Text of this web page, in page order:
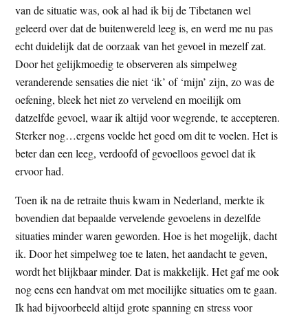
van de situatie was, ook al had ik bij de Tibetanen wel
geleerd over dat de buitenwereld leeg is, en werd me nu pas
echt duidelijk dat de oorzaak van het gevoel in mezelf zat.
Door het gelijkmoedig te observeren als simpelweg
veranderende sensaties die niet ‘ik’ of ‘mijn’ zijn, zo was de
oefening, bleek het niet zo vervelend en moeilijk om
datzelfde gevoel, waar ik altijd voor wegrende, te accepteren.
Sterker nog…ergens voelde het goed om dit te voelen. Het is
beter dan een leeg, verdoofd of gevoelloos gevoel dat ik
ervoor had.
Toen ik na de retraite thuis kwam in Nederland, merkte ik
bovendien dat bepaalde vervelende gevoelens in dezelfde
situaties minder waren geworden. Hoe is het mogelijk, dacht
ik. Door het simpelweg toe te laten, het aandacht te geven,
wordt het blijkbaar minder. Dat is makkelijk. Het gaf me ook
nog eens een handvat om met moeilijke situaties om te gaan.
Ik had bijvoorbeeld altijd grote spanning en stress voor